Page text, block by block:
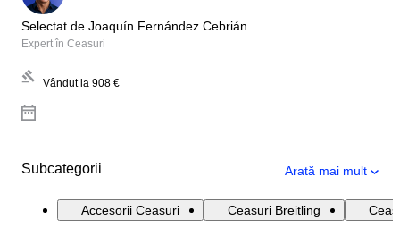
Selectat de Joaquín Fernández Cebrián
Expert în Ceasuri
Vândut la 908 €
Subcategorii Arată mai mult
Accesorii Ceasuri Ceasuri Breitling